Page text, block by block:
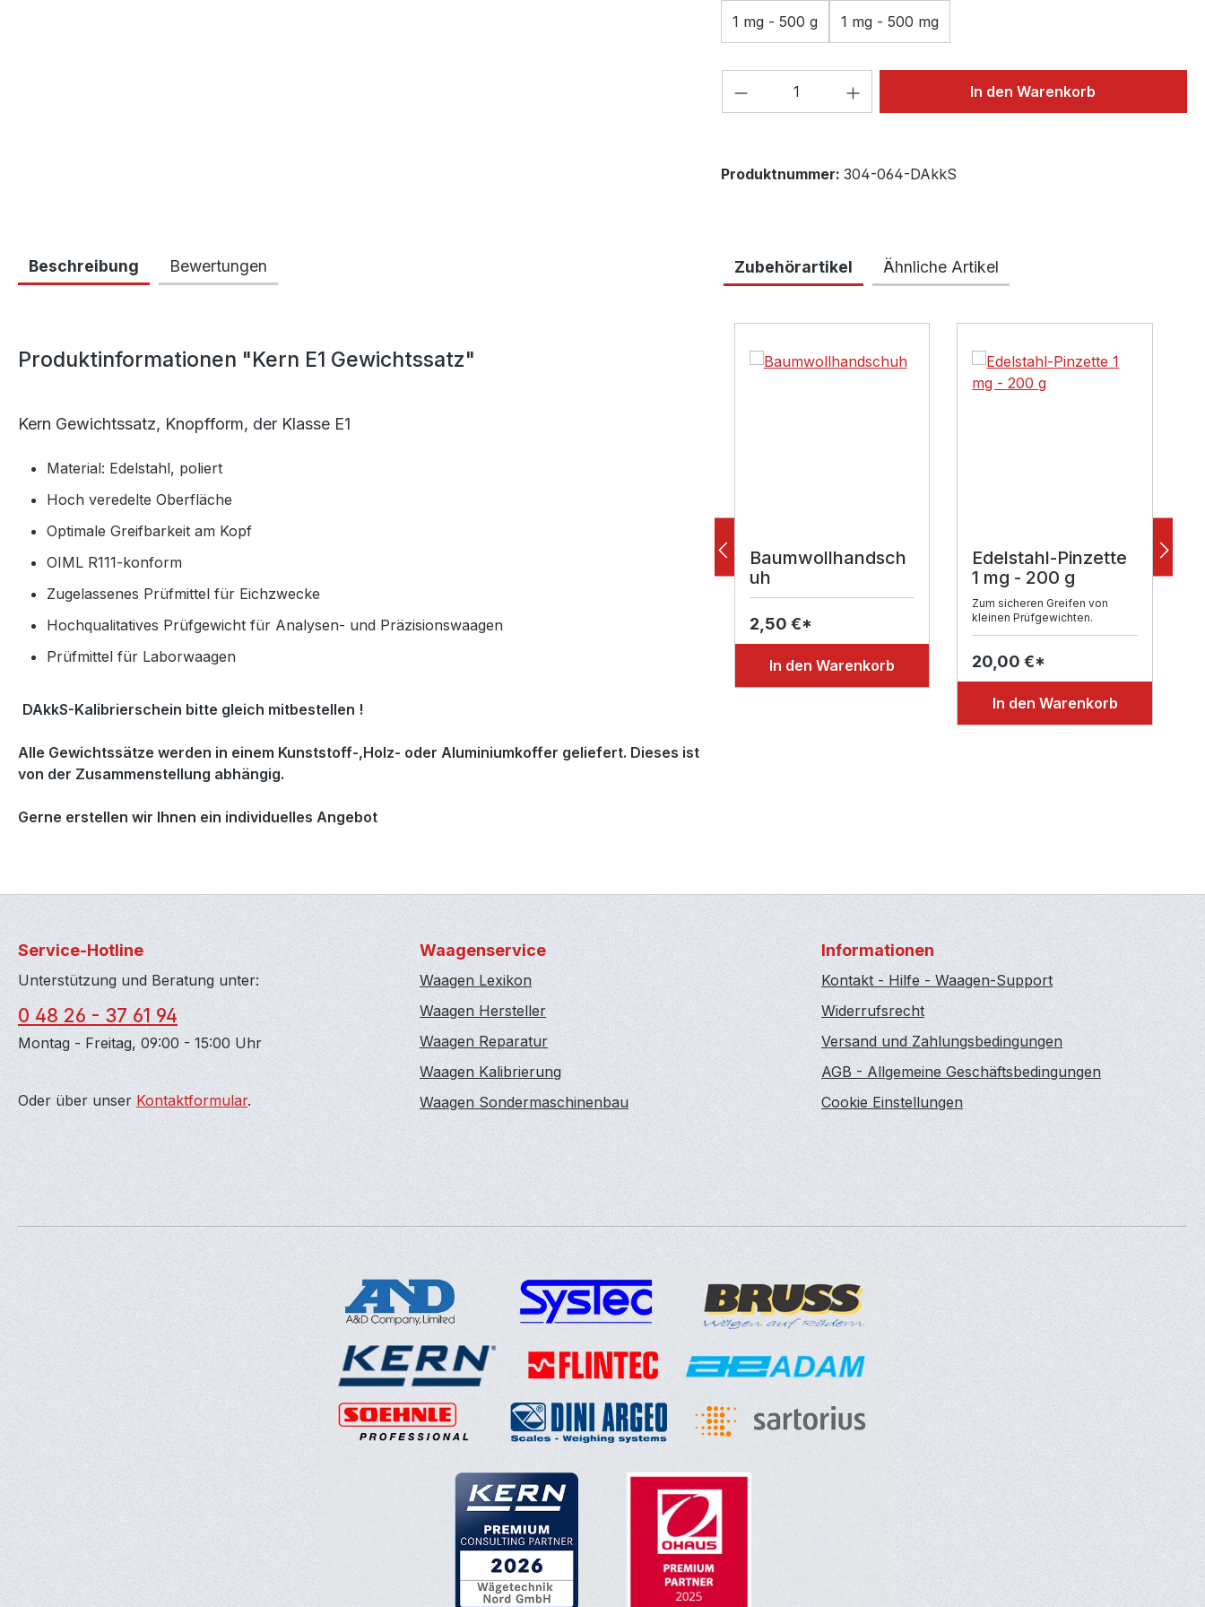
1 mg - 500 g 1 mg - 500 mg
Produkt Anzahl: Gib den gewünschten Wert
In den Warenkorb
Produktnummer: 304-064-DAkkS
Beschreibung Bewertungen
Produktinformationen "Kern E1 Gewichtssatz"
Kern Gewichtssatz, Knopfform, der Klasse E1
Material: Edelstahl, poliert
Hoch veredelte Oberfläche
Optimale Greifbarkeit am Kopf
OIML R111-konform
Zugelassenes Prüfmittel für Eichzwecke
Hochqualitatives Prüfgewicht für Analysen- und Präzisionswaagen
Prüfmittel für Laborwaagen
DAkkS-Kalibrierschein bitte gleich mitbestellen !
Alle Gewichtssätze werden in einem Kunststoff-,Holz- oder Aluminiumkoffer geliefert. Dieses ist
von der Zusammenstellung abhängig.
Gerne erstellen wir Ihnen ein individuelles Angebot
Zubehörartikel Ähnliche Artikel
Baumwollhandsch
uh
2,50 €*
In den Warenkorb
Edelstahl-Pinzette
1 mg - 200 g
Zum sicheren Greifen von
kleinen Prüfgewichten.
20,00 €*
In den Warenkorb
Service-Hotline
Unterstützung und Beratung unter:
0 48 26 - 37 61 94
Montag - Freitag, 09:00 - 15:00 Uhr
Oder über unser Kontaktformular.
Waagenservice
Waagen Lexikon
Waagen Hersteller
Waagen Reparatur
Waagen Kalibrierung
Waagen Sondermaschinenbau
Informationen
Kontakt - Hilfe - Waagen-Support
Widerrufsrecht
Versand und Zahlungsbedingungen
AGB - Allgemeine Geschäftsbedingungen
Cookie Einstellungen